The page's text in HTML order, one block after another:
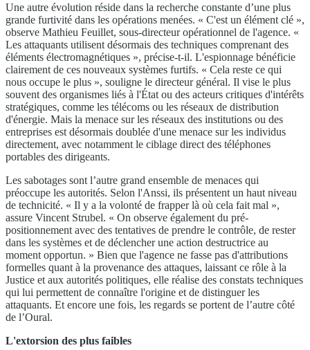
Une autre évolution réside dans la recherche constante d’une plus
grande furtivité dans les opérations menées. « C'est un élément clé »,
observe Mathieu Feuillet, sous-directeur opérationnel de l'agence. «
Les attaquants utilisent désormais des techniques comprenant des
éléments électromagnétiques », précise-t-il. L'espionnage bénéficie
clairement de ces nouveaux systèmes furtifs. « Cela reste ce qui
nous occupe le plus », souligne le directeur général. Il vise le plus
souvent des organismes liés à l'État ou des acteurs critiques d'intérêts
stratégiques, comme les télécoms ou les réseaux de distribution
d'énergie. Mais la menace sur les réseaux des institutions ou des
entreprises est désormais doublée d'une menace sur les individus
directement, avec notamment le ciblage direct des téléphones
portables des dirigeants.
Les sabotages sont l’autre grand ensemble de menaces qui
préoccupe les autorités. Selon l'Anssi, ils présentent un haut niveau
de technicité. « Il y a la volonté de frapper là où cela fait mal »,
assure Vincent Strubel. « On observe également du pré-
positionnement avec des tentatives de prendre le contrôle, de rester
dans les systèmes et de déclencher une action destructrice au
moment opportun. » Bien que l'agence ne fasse pas d'attributions
formelles quant à la provenance des attaques, laissant ce rôle à la
Justice et aux autorités politiques, elle réalise des constats techniques
qui lui permettent de connaître l'origine et de distinguer les
attaquants. Et encore une fois, les regards se portent de l’autre côté
de l’Oural.
L'extorsion des plus faibles